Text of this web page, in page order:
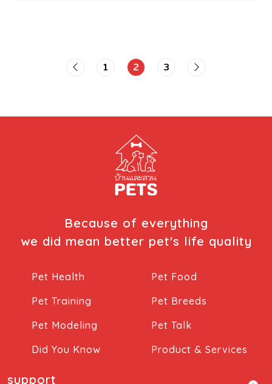
1 2 3
Because of everything
we did mean better pet's life quality
Pet Health
Pet Food
Pet Training
Pet Breeds
Pet Modeling
Pet Talk
Did You Know
Product & Services
support